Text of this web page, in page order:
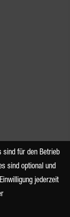
sind für den Betrieb
sind optional und
jederzeit